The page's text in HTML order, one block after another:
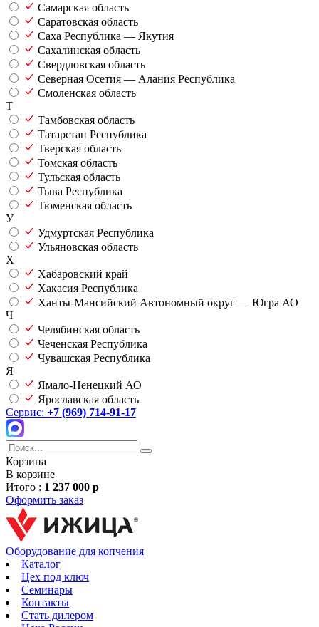
Самарская область
Саратовская область
Саха Республика — Якутия
Сахалинская область
Свердловская область
Северная Осетия — Алания Республика
Смоленская область
Т
Тамбовская область
Татарстан Республика
Тверская область
Томская область
Тульская область
Тыва Республика
Тюменская область
У
Удмуртская Республика
Ульяновская область
Х
Хабаровский край
Хакасия Республика
Ханты-Мансийский Автономный округ — Югра АО
Ч
Челябинская область
Чеченская Республика
Чувашская Республика
Я
Ямало-Ненецкий АО
Ярославская область
Сервис: +7 (969) 714-91-17
Корзина
В корзине
Итого : 1 237 000 р
Оформить заказ
Оборудование для копчения
Каталог
Цех под ключ
Семинары
Контакты
Стать дилером